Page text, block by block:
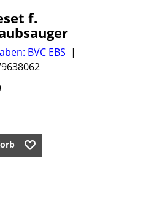
f.
BVC EBS